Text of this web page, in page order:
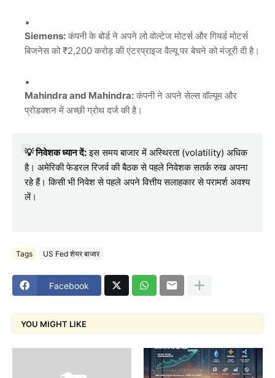
Siemens: कंपनी के बोर्ड ने अपने लो वोल्टेज मोटर्स और गियर्ड मोटर्स
बिजनेस को ₹2,200 करोड़ की एंटरप्राइज वैल्यू पर बेचने को मंजूरी दी है।
Mahindra and Mahindra: कंपनी ने अपने सेल्स वॉल्यूम और
प्रोडक्शन में अच्छी ग्रोथ दर्ज की है।
💡 निवेशक ध्यान दें:इस समय बाजार में अस्थिरता (volatility) अधिक
है। अमेरिकी फेडरल रिजर्व की बैठक से पहले निवेशक सतर्क रुख अपना
रहे हैं। किसी भी निवेश से पहले अपने वित्तीय सलाहकार से परामर्श अवश्य
लें।
Tags US Fed शेयर बाजार
Facebook
YOU MIGHT LIKE